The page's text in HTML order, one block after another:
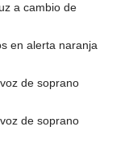
a cambio de
en alerta naranja
de soprano
de soprano